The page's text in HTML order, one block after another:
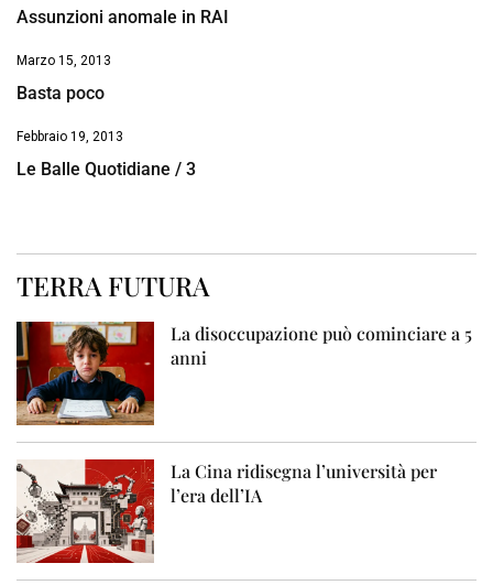
Assunzioni anomale in RAI
Marzo 15, 2013
Basta poco
Febbraio 19, 2013
Le Balle Quotidiane / 3
TERRA FUTURA
La disoccupazione può cominciare a 5
anni
La Cina ridisegna l’università per
l’era dell’IA